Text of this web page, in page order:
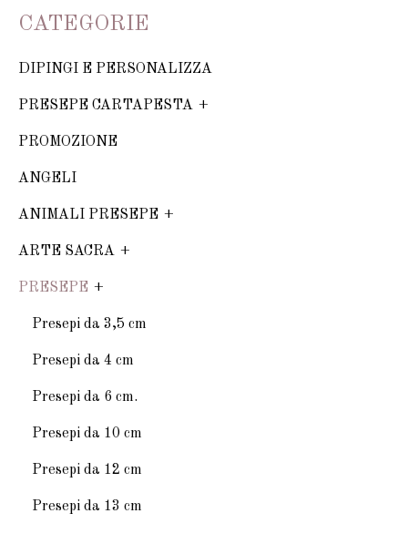
CATEGORIE
DIPINGI E PERSONALIZZA
PRESEPE CARTAPESTA
PROMOZIONE
ANGELI
ANIMALI PRESEPE
ARTE SACRA
PRESEPE
Presepi da 3,5 cm
Presepi da 4 cm
Presepi da 6 cm.
Presepi da 10 cm
Presepi da 12 cm
Presepi da 13 cm